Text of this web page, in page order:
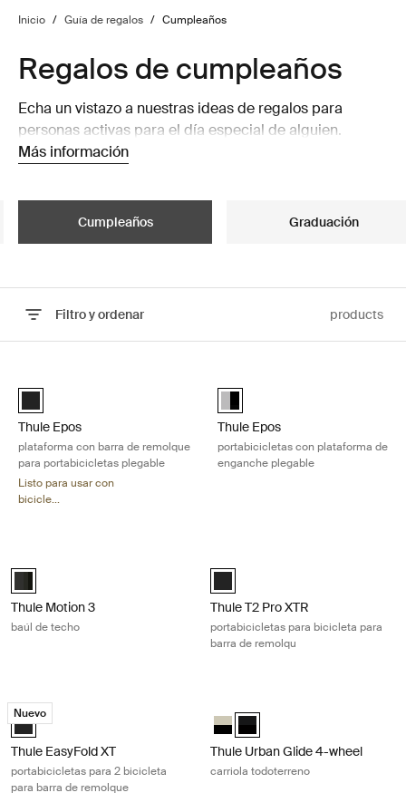
Inicio / Guía de regalos / Cumpleaños
Regalos de cumpleaños
Echa un vistazo a nuestras ideas de regalos para
personas activas para el día especial de alguien.
Más información
Cumpleaños Graduación
Filtro y ordenar products
Black (selected)
Thule Epos
plataforma con barra de remolque
para portabicicletas plegable
Listo para usar con
bicicle...
Alu-Black (selected)
Thule Epos
portabicicletas con plataforma de
enganche plegable
Thule Motion 3 Sport Black Glossy (selected)
Thule Motion 3
baúl de techo
Black (selected)
Thule T2 Pro XTR
portabicicletas para bicicleta para
barra de remolqu
Thule EasyFold XT portabicicletas para 2 bicicleta para barra de
Nuevo
Thule EasyFold XT 2 Negro (selected)
Thule EasyFold XT
portabicicletas para 2 bicicleta
para barra de remolque
Thule Urban Glide 4-wheel Soft
Thule Urban Glide 4-wheel
Thule Urban Glide 4-wheel
carriola todoterreno